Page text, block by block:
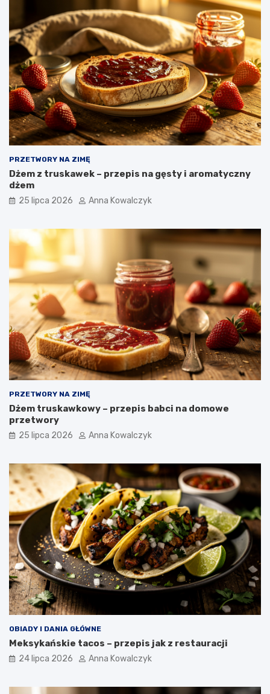
PRZETWORY NA ZIMĘ
Dżem z truskawek – przepis na gęsty i aromatyczny
dżem
25 lipca 2026 Anna Kowalczyk
PRZETWORY NA ZIMĘ
Dżem truskawkowy – przepis babci na domowe
przetwory
25 lipca 2026 Anna Kowalczyk
OBIADY I DANIA GŁÓWNE
Meksykańskie tacos – przepis jak z restauracji
24 lipca 2026 Anna Kowalczyk